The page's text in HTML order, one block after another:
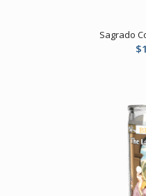
Sagrado
$